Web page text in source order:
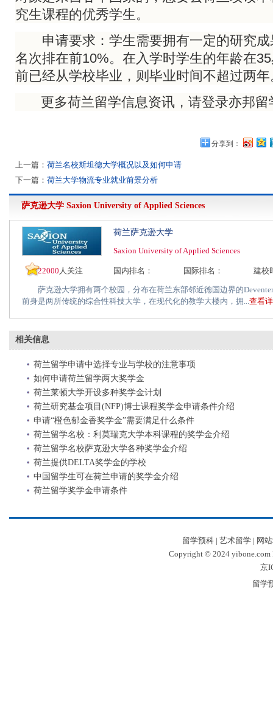
究生课程的优秀学生。
申请要求：学生需要拥有一定的研究成
名次排在前10%。在入学时学生的年龄在
前已经从学校毕业，则毕业时间不超过两年
更多荷兰留学信息资讯，请登录亦邦留
分享到：
上一篇： 荷兰名校斯坦德大学概况以及如何申请
下一篇： 荷兰大学物流专业就业前景分析
萨克逊大学 Saxion University of Applied Sciences
荷兰萨克逊大学
Saxion University of Applied Sciences
22000 人关注 国内排名： 国际排名： 建校
萨克逊大学拥有两个校园，分布在荷兰东部邻近德国边界的Deventer
前身是两所传统的综合性科技大学，在现代化的教学大楼内，拥...查看
相关信息
荷兰留学申请中选择专业与学校的注意事项
如何申请荷兰留学两大奖学金
荷兰莱顿大学开设多种奖学金计划
荷兰研究基金项目(NFP)博士课程奖学金申请条件介绍
申请“橙色郁金香奖学金”需要满足什么条件
荷兰留学名校：利莫瑞克大学本科课程的奖学金介绍
荷兰留学名校萨克逊大学各种奖学金介绍
荷兰提供DELTA奖学金的学校
中国留学生可在荷兰申请的奖学金介绍
荷兰留学奖学金申请条件
留学预科| 艺术留学| 网
Copyright © 2024 yibone.com
京
留学